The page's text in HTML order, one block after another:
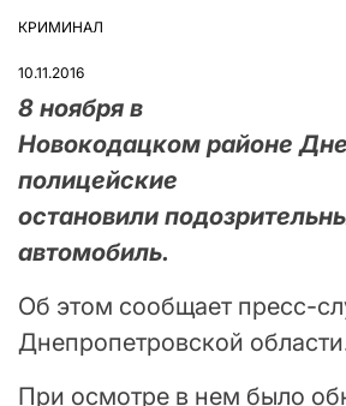
ОПУБЛІКУВАТИ
КРИМИНАЛ
10.11.2016
8 ноября в
Новокодацком районе
полицейские
остановили
автомобиль.
Об этом сообщает пресс-
Днепропетровской
При осмотре в нем было